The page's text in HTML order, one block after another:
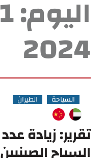
اليوم:
2024
السياحة الطيران
تقرير: زيادة عدد